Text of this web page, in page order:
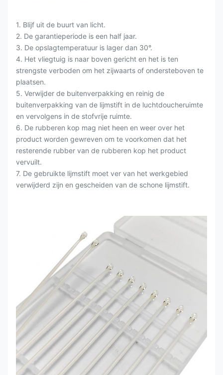
1. Blijf uit de buurt van licht.
2. De garantieperiode is een half jaar.
3. De opslagtemperatuur is lager dan 30°.
4. Het vliegtuig is naar boven gericht en het is ten
strengste verboden om het zijwaarts of ondersteboven te
plaatsen.
5. Verwijder de buitenverpakking en reinig de
buitenverpakking van de lijmstift in de luchtdoucheruimte
en vervolgens in de stofvrije ruimte.
6. De rubberen kop mag niet heen en weer over het
product worden gewreven om te voorkomen dat het
resterende rubber van de rubberen kop het product
vervuilt.
7. De gebruikte lijmstift moet ver van het werkgebied
verwijderd zijn en gescheiden van de schone lijmstift.